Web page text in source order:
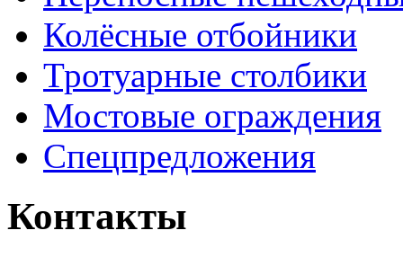
Колёсные отбойники
Тротуарные столбики
Мостовые ограждения
Спецпредложения
Контакты